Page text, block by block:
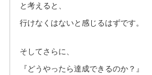
と考えると、
行けなくはないと感じるはずです。
そしてさらに、
『どうやったら達成できるのか？』